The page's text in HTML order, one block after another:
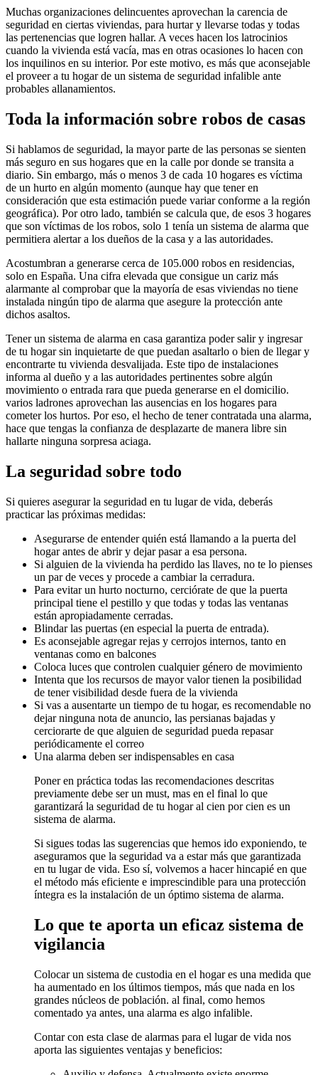
Muchas organizaciones delincuentes aprovechan la carencia de
seguridad en ciertas viviendas, para hurtar y llevarse todas y todas
las pertenencias que logren hallar. A veces hacen los latrocinios
cuando la vivienda está vacía, mas en otras ocasiones lo hacen con
los inquilinos en su interior. Por este motivo, es más que aconsejable
el proveer a tu hogar de un sistema de seguridad infalible ante
probables allanamientos.
Toda la información sobre robos de casas
Si hablamos de seguridad, la mayor parte de las personas se sienten
más seguro en sus hogares que en la calle por donde se transita a
diario. Sin embargo, más o menos 3 de cada 10 hogares es víctima
de un hurto en algún momento (aunque hay que tener en
consideración que esta estimación puede variar conforme a la región
geográfica). Por otro lado, también se calcula que, de esos 3 hogares
que son víctimas de los robos, solo 1 tenía un sistema de alarma que
permitiera alertar a los dueños de la casa y a las autoridades.
Acostumbran a generarse cerca de 105.000 robos en residencias,
solo en España. Una cifra elevada que consigue un cariz más
alarmante al comprobar que la mayoría de esas viviendas no tiene
instalada ningún tipo de alarma que asegure la protección ante
dichos asaltos.
Tener un sistema de alarma en casa garantiza poder salir y ingresar
de tu hogar sin inquietarte de que puedan asaltarlo o bien de llegar y
encontrarte tu vivienda desvalijada. Este tipo de instalaciones
informa al dueño y a las autoridades pertinentes sobre algún
movimiento o entrada rara que pueda generarse en el domicilio.
varios ladrones aprovechan las ausencias en los hogares para
cometer los hurtos. Por eso, el hecho de tener contratada una alarma,
hace que tengas la confianza de desplazarte de manera libre sin
hallarte ninguna sorpresa aciaga.
La seguridad sobre todo
Si quieres asegurar la seguridad en tu lugar de vida, deberás
practicar las próximas medidas:
Asegurarse de entender quién está llamando a la puerta del
hogar antes de abrir y dejar pasar a esa persona.
Si alguien de la vivienda ha perdido las llaves, no te lo pienses
un par de veces y procede a cambiar la cerradura.
Para evitar un hurto nocturno, cerciórate de que la puerta
principal tiene el pestillo y que todas y todas las ventanas
están apropiadamente cerradas.
Blindar las puertas (en especial la puerta de entrada).
Es aconsejable agregar rejas y cerrojos internos, tanto en
ventanas como en balcones
Coloca luces que controlen cualquier género de movimiento
Intenta que los recursos de mayor valor tienen la posibilidad
de tener visibilidad desde fuera de la vivienda
Si vas a ausentarte un tiempo de tu hogar, es recomendable no
dejar ninguna nota de anuncio, las persianas bajadas y
cerciorarte de que alguien de seguridad pueda repasar
periódicamente el correo
Una alarma deben ser indispensables en casa
Poner en práctica todas las recomendaciones descritas
previamente debe ser un must, mas en el final lo que
garantizará la seguridad de tu hogar al cien por cien es un
sistema de alarma.
Si sigues todas las sugerencias que hemos ido exponiendo, te
aseguramos que la seguridad va a estar más que garantizada
en tu lugar de vida. Eso sí, volvemos a hacer hincapié en que
el método más eficiente e imprescindible para una protección
íntegra es la instalación de un óptimo sistema de alarma.
Lo que te aporta un eficaz sistema de
vigilancia
Colocar un sistema de custodia en el hogar es una medida que
ha aumentado en los últimos tiempos, más que nada en los
grandes núcleos de población. al final, como hemos
comentado ya antes, una alarma es algo infalible.
Contar con esta clase de alarmas para el lugar de vida nos
aporta las siguientes ventajas y beneficios: